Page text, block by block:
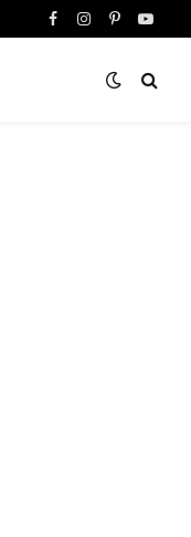
FacebookInstagram
Pinterest